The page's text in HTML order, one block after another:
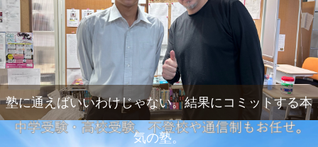
塾に通えばいいわけじゃない。結果にコミットする本
気の塾。